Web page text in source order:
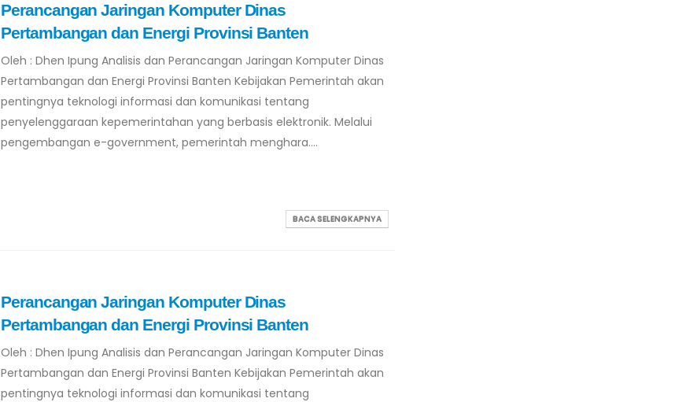
Perancangan Jaringan Komputer Dinas
Pertambangan dan Energi Provinsi Banten
Oleh : Dhen Ipung Analisis dan Perancangan Jaringan Komputer Dinas
Pertambangan dan Energi Provinsi Banten Kebijakan Pemerintah akan
pentingnya teknologi informasi dan komunikasi tentang
penyelenggaraan kepemerintahan yang berbasis elektronik. Melalui
pengembangan e-government, pemerintah menghara....
BACA SELENGKAPNYA
Perancangan Jaringan Komputer Dinas
Pertambangan dan Energi Provinsi Banten
Oleh : Dhen Ipung Analisis dan Perancangan Jaringan Komputer Dinas
Pertambangan dan Energi Provinsi Banten Kebijakan Pemerintah akan
pentingnya teknologi informasi dan komunikasi tentang